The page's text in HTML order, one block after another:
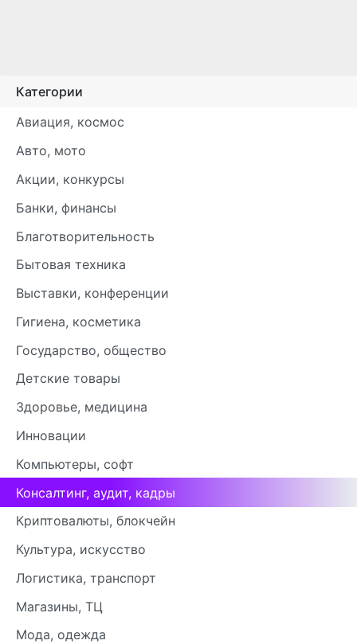
Категории
Авиация, космос
Авто, мото
Акции, конкурсы
Банки, финансы
Благотворительность
Бытовая техника
Выставки, конференции
Гигиена, косметика
Государство, общество
Детские товары
Здоровье, медицина
Инновации
Компьютеры, софт
Консалтинг, аудит, кадры
Криптовалюты, блокчейн
Культура, искусство
Логистика, транспорт
Магазины, ТЦ
Мода, одежда